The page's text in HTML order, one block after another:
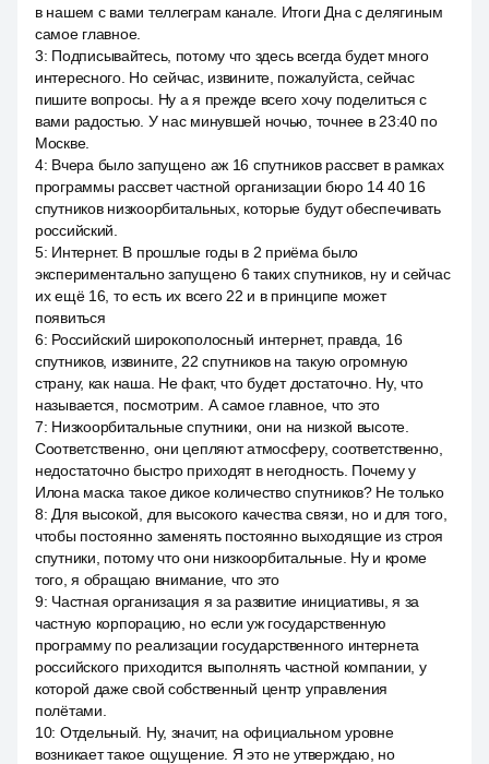
в нашем с вами теллеграм канале. Итоги Дна с делягиным
самое главное.
3: Подписывайтесь, потому что здесь всегда будет много
интересного. Но сейчас, извините, пожалуйста, сейчас
пишите вопросы. Ну а я прежде всего хочу поделиться с
вами радостью. У нас минувшей ночью, точнее в 23:40 по
Москве.
4: Вчера было запущено аж 16 спутников рассвет в рамках
программы рассвет частной организации бюро 14 40 16
спутников низкоорбитальных, которые будут обеспечивать
российский.
5: Интернет. В прошлые годы в 2 приёма было
экспериментально запущено 6 таких спутников, ну и сейчас
их ещё 16, то есть их всего 22 и в принципе может
появиться
6: Российский широкополосный интернет, правда, 16
спутников, извините, 22 спутников на такую огромную
страну, как наша. Не факт, что будет достаточно. Ну, что
называется, посмотрим. А самое главное, что это
7: Низкоорбитальные спутники, они на низкой высоте.
Соответственно, они цепляют атмосферу, соответственно,
недостаточно быстро приходят в негодность. Почему у
Илона маска такое дикое количество спутников? Не только
8: Для высокой, для высокого качества связи, но и для того,
чтобы постоянно заменять постоянно выходящие из строя
спутники, потому что они низкоорбитальные. Ну и кроме
того, я обращаю внимание, что это
9: Частная организация я за развитие инициативы, я за
частную корпорацию, но если уж государственную
программу по реализации государственного интернета
российского приходится выполнять частной компании, у
которой даже свой собственный центр управления
полётами.
10: Отдельный. Ну, значит, на официальном уровне
возникает такое ощущение. Я это не утверждаю, но